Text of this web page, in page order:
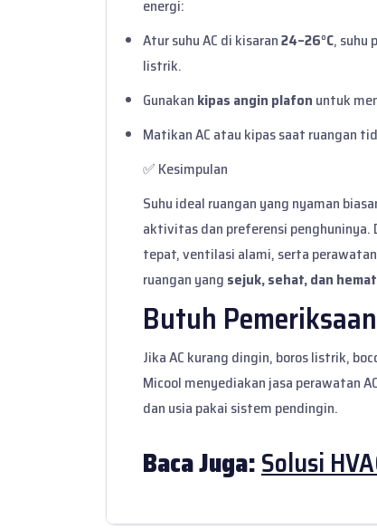
energi:
Atur suhu AC di kisaran24–26°C, suhu
listrik.
Gunakan kipas angin plafon untuk
Matikan AC atau kipas saat ruangan
✅ Kesimpulan
Suhu ideal ruangan yang nyaman
aktivitas dan preferensi penghuninya.
tepat, ventilasi alami, serta
ruangan yang sejuk, sehat, dan
Butuh
Jika AC kurang dingin, boros listrik,
Micool menyediakanjasa perawatan
dan usia pakai sistem pendingin.
Baca Juga:Solusi